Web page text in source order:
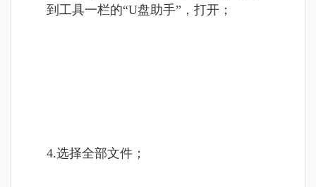
到工具一栏的“U盘助手”，打开；
4.选择全部文件；